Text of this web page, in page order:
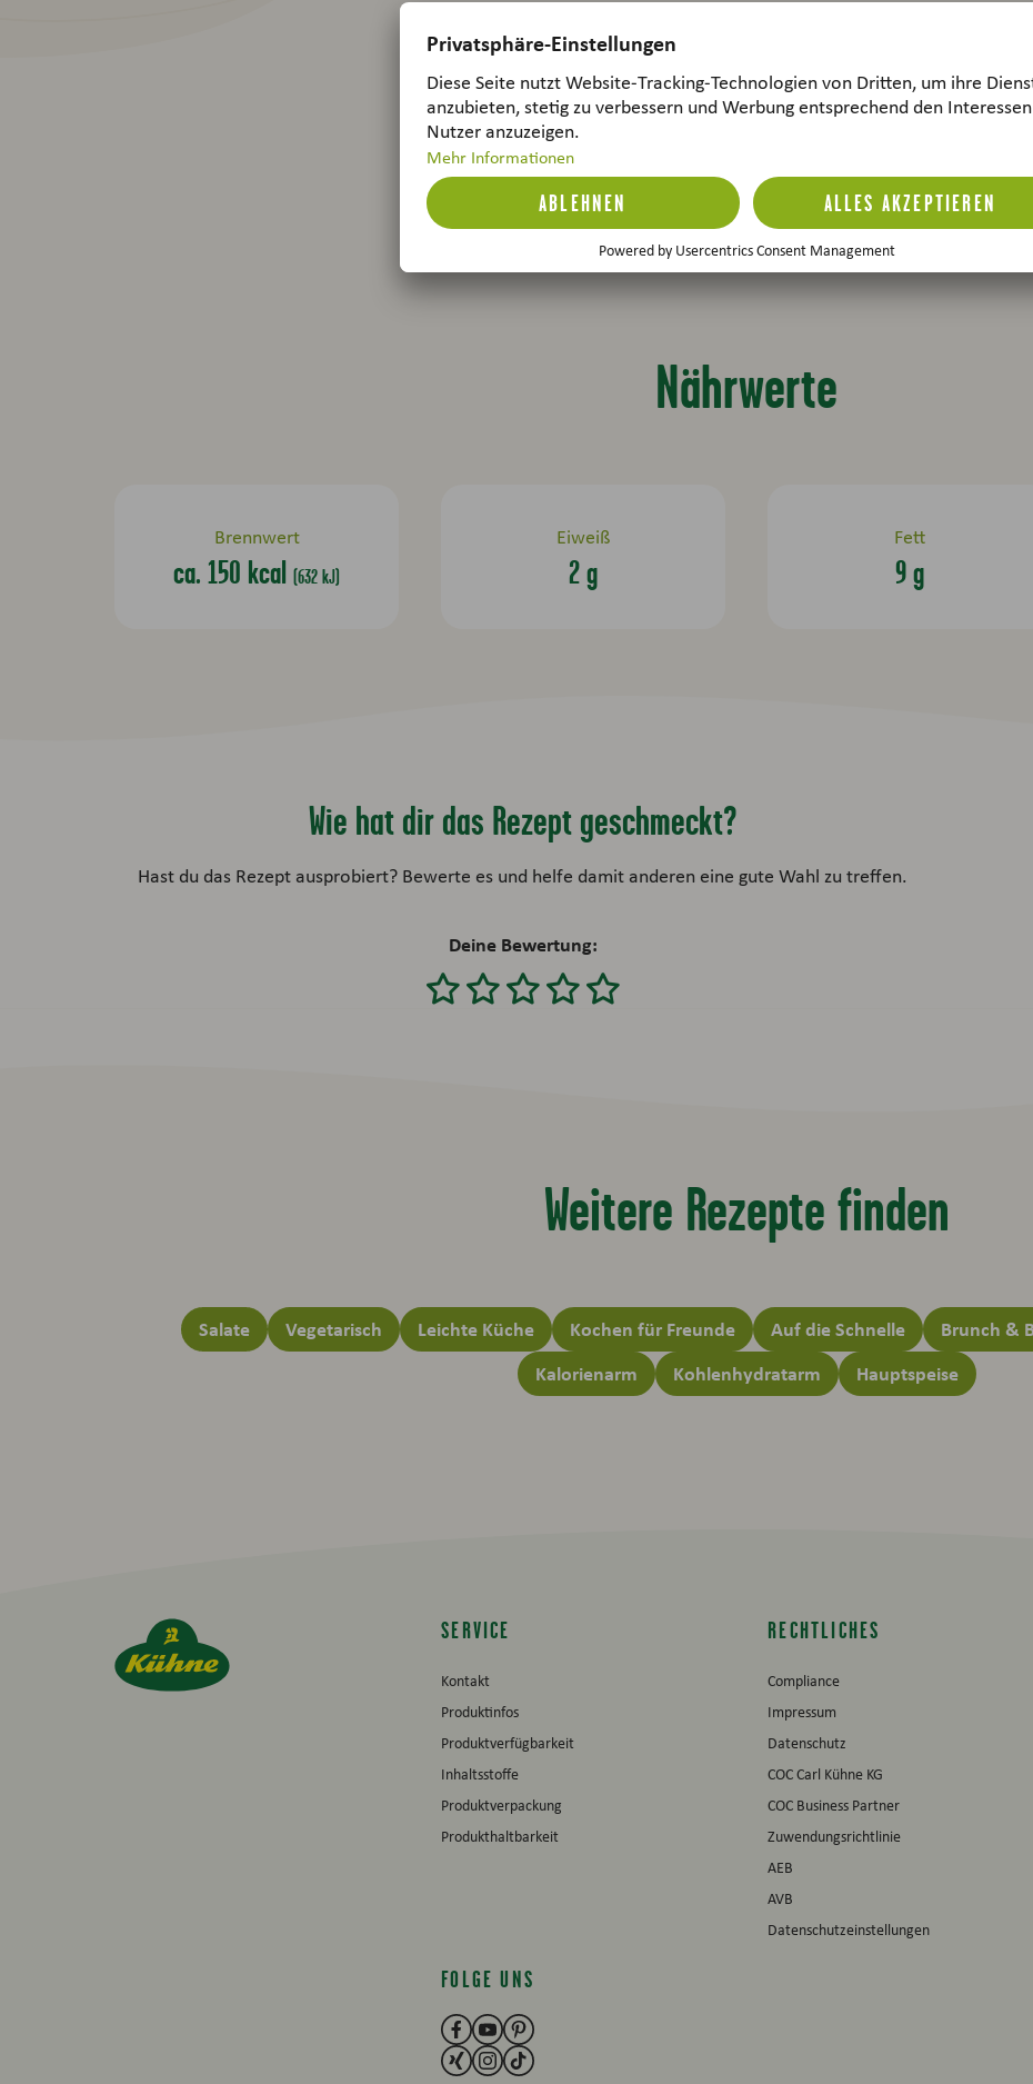
und Zwiebeln mit Couscous
Schmeckt auch toll mit
Nährwerte
Brennwert
ca. 150 kcal (632 kJ)
Eiweiß
2 g
Fett
9 g
Wie hat dir das Rezept geschmeckt?
Hast du das Rezept ausprobiert? Bewerte es und helfe damit anderen eine gute Wahl zu treffen.
Deine Bewertung:
Weitere Rezepte finden
Salate Vegetarisch Leichte Küche Kochen für Freunde Auf die Schnelle Brunch &
Kalorienarm
Kohlenhydratarm Hauptspeise
SERVICE
Kontakt
Produktinfos
Produktverfügbarkeit
Inhaltsstoffe
Produktverpackung
Produkthaltbarkeit
RECHTLICHES
Compliance
Impressum
Datenschutz
COC Carl Kühne KG
COC Business Partner
Zuwendungsrichtlinie
AEB
AVB
Datenschutzeinstellungen
FOLGE UNS